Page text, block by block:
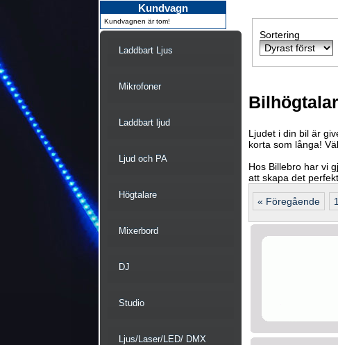
Kundvagn
Kundvagnen är tom!
Laddbart Ljus
Mikrofoner
Laddbart ljud
Ljud och PA
Högtalare
Mixerbord
DJ
Studio
Ljus/Laser/LED/ DMX
Sortering
Ljudet i din bil är
korta som långa!
Hos Billebro har vi
att skapa det
« Föregående 1